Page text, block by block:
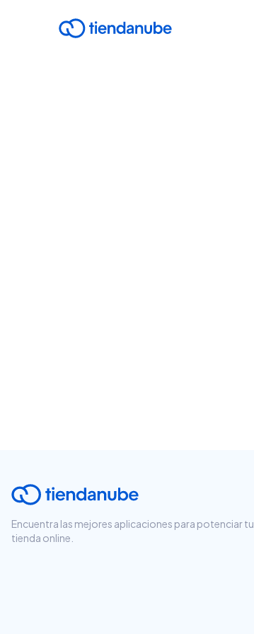
Encuentra las mejores aplicaciones para potenciar tu
tienda online.